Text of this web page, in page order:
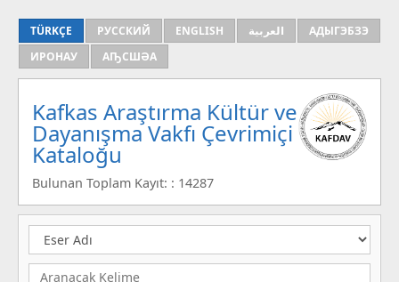
TÜRKÇE РУССКИЙ ENGLISH العربية
АДЫГЭБЗЭ
ИРОНАУ
АҦСШӘА
Kafkas Araştırma Kültür ve
Dayanışma Vakfı Çevrimiçi
Kataloğu
Bulunan Toplam Kayıt: : 14287